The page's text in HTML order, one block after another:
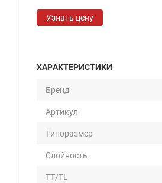
Узнать цену
ХАРАКТЕРИСТИКИ
Бренд
Артикул
Типоразмер
Слойность
TT/TL